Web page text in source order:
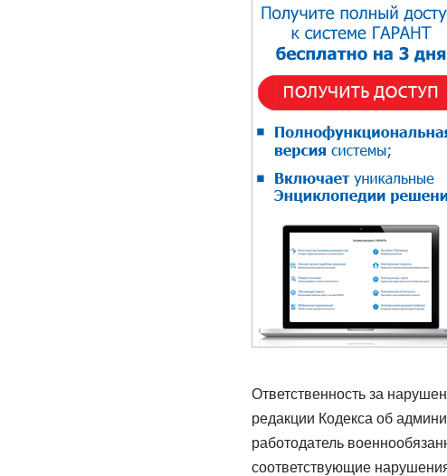
Ответственность за
редакции Кодекса об
работодатель
соответствующие